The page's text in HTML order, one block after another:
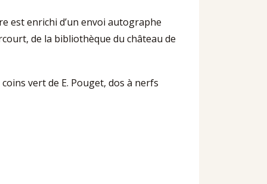
est enrichi d’un envoi autographe
de la bibliothèque du château de
vert de E. Pouget, dos à nerfs